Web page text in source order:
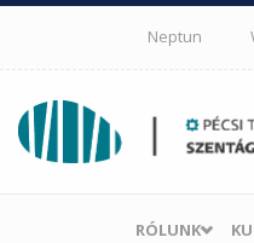
Ugrás a tartalomra
Neptun
RÓLUNK